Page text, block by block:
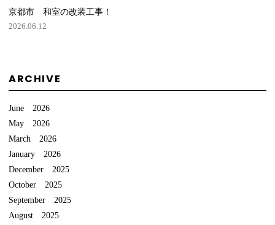
京都市 和室の改装工事！
2026.06.12
ARCHIVE
June 2026
May 2026
March 2026
January 2026
December 2025
October 2025
September 2025
August 2025